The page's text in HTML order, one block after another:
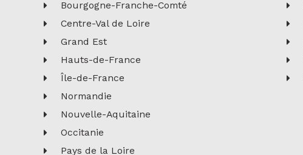
Bourgogne-Franche-Comté
Centre-Val de Loire
Grand Est
Hauts-de-France
Île-de-France
Normandie
Nouvelle-Aquitaine
Occitanie
Pays de la Loire